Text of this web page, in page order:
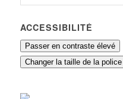
ACCESSIBILITÉ
Passer en contraste élevé
Changer la taille de la police